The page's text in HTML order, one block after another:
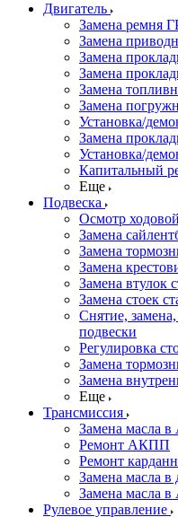
Двигатель
Замена ремня
Замена
Замена
Замена
Замена
Замена
Установка/
Замена
Установка/
Капитальный
Еще
Подвеска
Осмотр ходовой
Замена
Замена
Замена
Замена втулок
Замена стоек
Снятие,
подвески
Регулировка
Замена
Замена
Еще
Трансмиссия
Замена масла
Ремонт АКПП
Ремонт
Замена масла
Замена масла
Рулевое управление